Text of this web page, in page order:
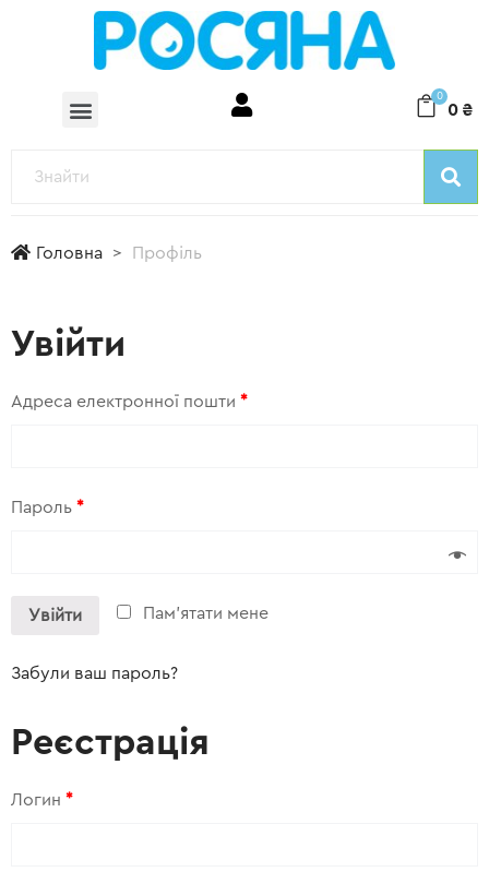
0
0 ₴
Головна Профіль
Увійти
Адреса електронної пошти *
Пароль *
Пам'ятати мене
Увійти
Забули ваш пароль?
Реєстрація
Логин *